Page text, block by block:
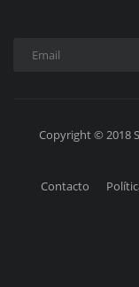
Copyright © 2018
Contacto